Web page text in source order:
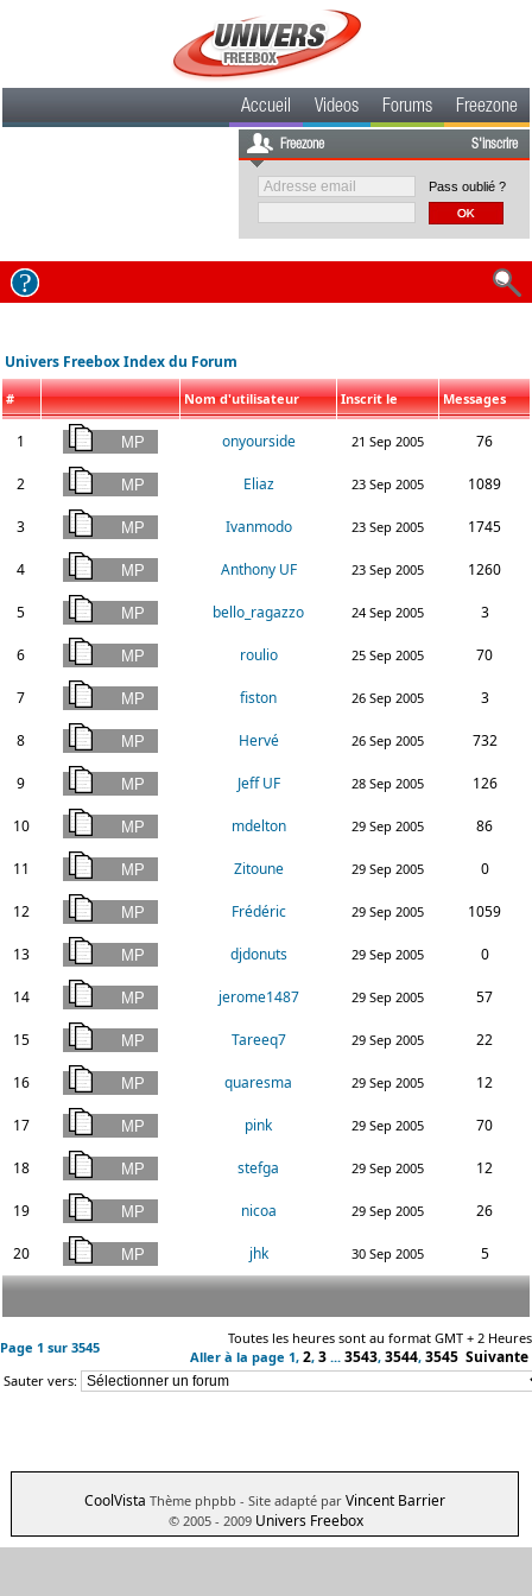
Accueil Videos Forums Freezone
Freezone S'inscrire
Pass oublié ?
Univers Freebox Index du Forum
# Nom d'utilisateur Inscrit le Messages
1 onyourside 21 Sep 2005 76
2 Eliaz 23 Sep 2005 1089
3 Ivanmodo 23 Sep 2005 1745
4 Anthony UF 23 Sep 2005 1260
5 bello_ragazzo 24 Sep 2005 3
6 roulio 25 Sep 2005 70
7 fiston 26 Sep 2005 3
8 Hervé 26 Sep 2005 732
9 Jeff UF 28 Sep 2005 126
10 mdelton 29 Sep 2005 86
11 Zitoune 29 Sep 2005 0
12 Frédéric 29 Sep 2005 1059
13 djdonuts 29 Sep 2005 0
14 jerome1487 29 Sep 2005 57
15 Tareeq7 29 Sep 2005 22
16 quaresma 29 Sep 2005 12
17 pink 29 Sep 2005 70
18 stefga 29 Sep 2005 12
19 nicoa 29 Sep 2005 26
20 jhk 30 Sep 2005 5
Page 1 sur 3545
Toutes les heures sont au format GMT + 2 Heures
Aller à la page 1, 2, 3 ... 3543, 3544, 3545 Suivante
Sauter vers:
CoolVista Thème phpbb - Site adapté par Vincent Barrier
© 2005 - 2009 Univers Freebox